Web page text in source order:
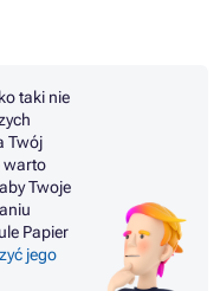
taki nie
Twój
warto
Twoje
Papier
jego